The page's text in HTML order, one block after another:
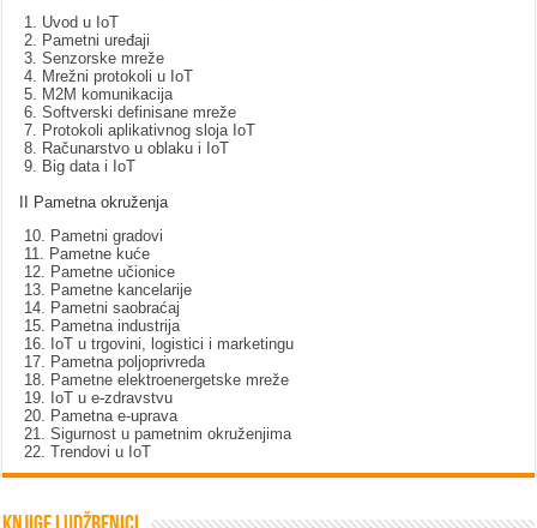
1. Uvod u IoT
2. Pametni uređaji
3. Senzorske mreže
4. Mrežni protokoli u IoT
5. M2M komunikacija
6. Softverski definisane mreže
7. Protokoli aplikativnog sloja IoT
8. Računarstvo u oblaku i IoT
9. Big data i IoT
II Pametna okruženja
10. Pametni gradovi
11. Pametne kuće
12. Pametne učionice
13. Pametne kancelarije
14. Pametni saobraćaj
15. Pametna industrija
16. IoT u trgovini, logistici i marketingu
17. Pametna poljoprivreda
18. Pametne elektroenergetske mreže
19. IoT u e-zdravstvu
20. Pametna e-uprava
21. Sigurnost u pametnim okruženjima
22. Trendovi u IoT